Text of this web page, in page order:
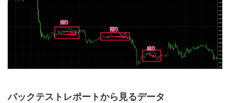
バックテストレポートから見るデータ